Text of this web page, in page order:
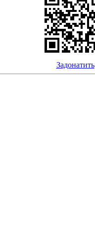
Задонатить